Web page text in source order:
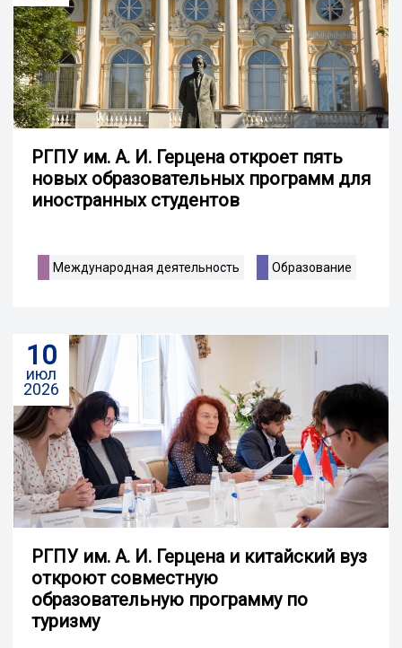
РГПУ им. А. И. Герцена откроет пять
новых образовательных программ для
иностранных студентов
Международная деятельность Образование
10
июл
2026
РГПУ им. А. И. Герцена и китайский вуз
откроют совместную
образовательную программу по
туризму